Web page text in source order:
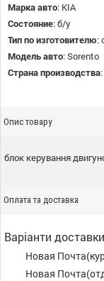
Марка авто: KIA
Состояние:б/у
Тип по изготовителю:
Модель авто:Sorento
Страна производства:
Опис товару
блок керування
Оплата та доставка
Варіанти доставки
Новая
Новая